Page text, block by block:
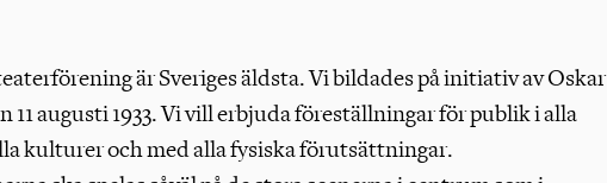
är Sveriges äldsta. Vi bildades på initiativ av Oskar
11 augusti 1933. Vi vill erbjuda föreställningar för publik i alla
kulturer och med alla fysiska förutsättningar.